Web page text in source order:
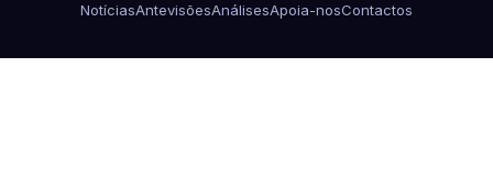
NotíciasAntevisõesAnálisesApoia-nosContactos